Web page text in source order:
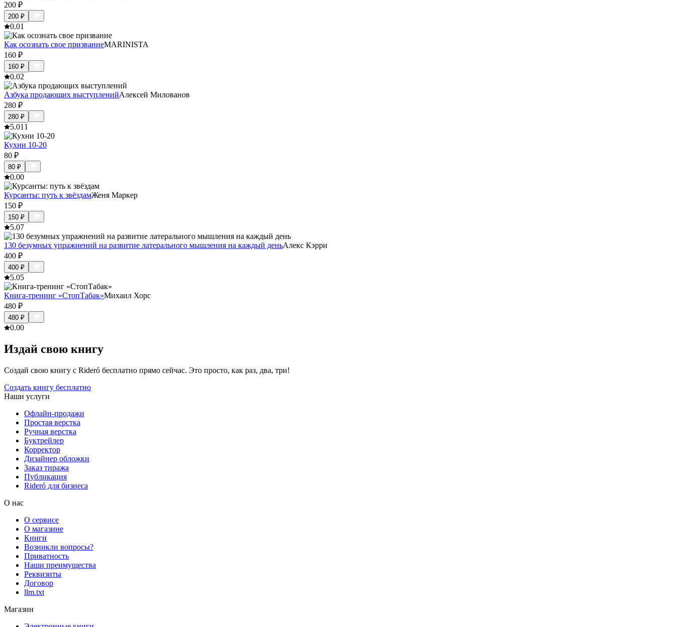
200 ₽
200 ₽
0.01
Как осознать свое призваниеMARINISTA
160 ₽
160 ₽
0.02
Азбука продающих выступленийАлексей Милованов
280 ₽
280 ₽
5.011
Кухни 10-20
80 ₽
80 ₽
0.00
Курсанты: путь к звёздамЖеня Маркер
150 ₽
150 ₽
5.07
130 безумных упражнений на развитие латерального мышления на каждый деньАлекс Кэрри
400 ₽
400 ₽
5.05
Книга-тренинг «СтопТабак»Михаил Хорс
480 ₽
480 ₽
0.00
Издай свою книгу
Создай свою книгу с Rideró бесплатно прямо сейчас. Это просто, как раз, два, три!
Создать книгу бесплатно
Наши услуги
Офлайн-продажи
Простая верстка
Ручная верстка
Буктрейлер
Корректор
Дизайнер обложки
Заказ тиража
Публикация
Rideró для бизнеса
О нас
О сервисе
О магазине
Книги
Возникли вопросы?
Приватность
Наши преимущества
Реквизиты
Договор
llm.txt
Магазин